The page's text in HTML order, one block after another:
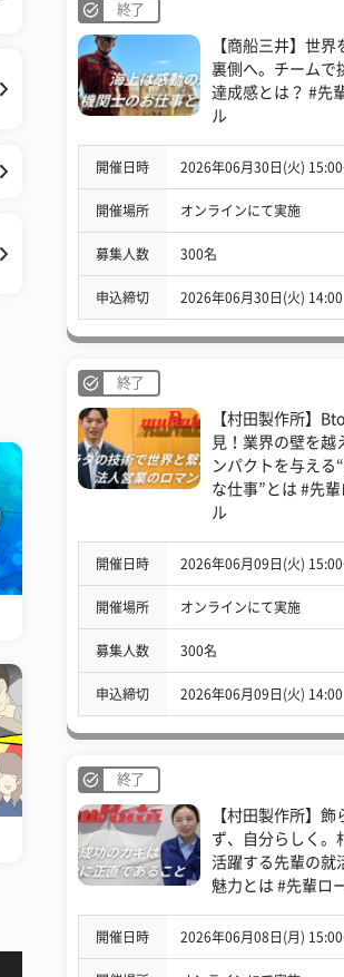
終了
【商船三井】世界
裏側へ。チームで
達成感とは？ #先
ル
開催日時 2026年06月30日(火)
開催場所 オンラインにて実施
募集人数 300名
申込締切 2026年06月30日(火) 14:00
終了
【村田製作所】
見！業界の壁を越
ンパクトを与える
な仕事”とは #先
ル
開催日時 2026年06月09日(火)
開催場所 オンラインにて実施
募集人数 300名
申込締切 2026年06月09日(火) 14:00
終了
【村田製作所】飾
ず、自分らしく。
活躍する先輩の就
魅力とは #先輩ロ
開催日時 2026年06月08日(月)